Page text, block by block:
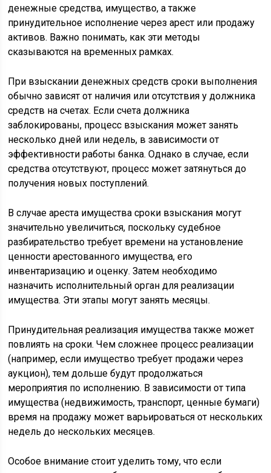
денежные средства, имущество, а также
принудительное исполнение через арест или продажу
активов. Важно понимать, как эти методы
сказываются на временных рамках.
При взыскании денежных средств сроки выполнения
обычно зависят от наличия или отсутствия у должника
средств на счетах. Если счета должника
заблокированы, процесс взыскания может занять
несколько дней или недель, в зависимости от
эффективности работы банка. Однако в случае, если
средства отсутствуют, процесс может затянуться до
получения новых поступлений.
В случае ареста имущества сроки взыскания могут
значительно увеличиться, поскольку судебное
разбирательство требует времени на установление
ценности арестованного имущества, его
инвентаризацию и оценку. Затем необходимо
назначить исполнительный орган для реализации
имущества. Эти этапы могут занять месяцы.
Принудительная реализация имущества также может
повлиять на сроки. Чем сложнее процесс реализации
(например, если имущество требует продажи через
аукцион), тем дольше будут продолжаться
мероприятия по исполнению. В зависимости от типа
имущества (недвижимость, транспорт, ценные бумаги)
время на продажу может варьироваться от нескольких
недель до нескольких месяцев.
Особое внимание стоит уделить тому, что если